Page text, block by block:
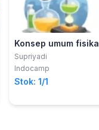
Konsep umum fisika
Supriyadi
Indocamp
Stok: 1/1